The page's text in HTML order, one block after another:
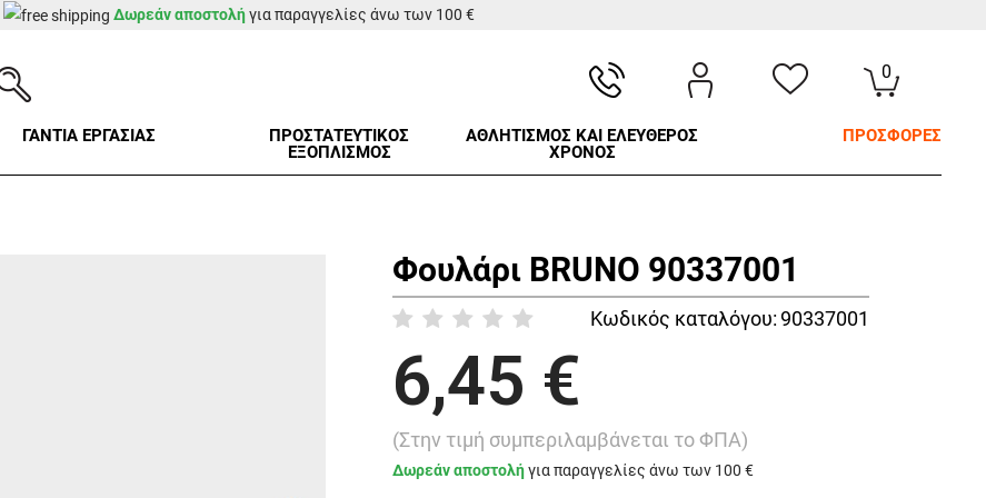
Δωρεάν αποστολήγια παραγγελίες άνω των 100 €
0
ΓΑΝΤΙΑ ΕΡΓΑΣΙΑΣ
ΠΡΟΣΤΑΤΕΥΤΙΚΟΣ
ΕΞΟΠΛΙΣΜΟΣ
ΑΘΛΗΤΙΣΜΟΣ ΚΑΙ ΕΛΕΥΘΕΡΟΣ
ΧΡΟΝΟΣ
ΠΡΟΣΦΟΡΕΣ
Φουλάρι BRUNO 90337001
Κωδικός καταλόγου:90337001
6,45 €
(Στην τιμή συμπεριλαμβάνεται το ΦΠΑ)
Δωρεάν αποστολήγια παραγγελίες άνω των 100 €